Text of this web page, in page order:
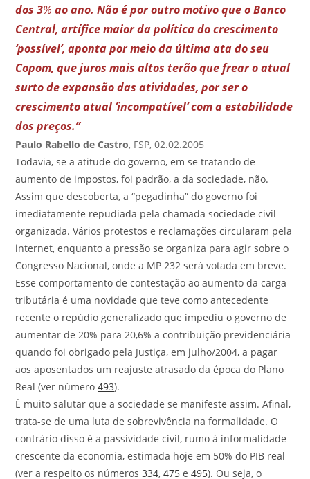
dos 3% ao ano. Não é por outro motivo que o Banco
Central, artífice maior da política do crescimento
‘possível’, aponta por meio da última ata do seu
Copom, que juros mais altos terão que frear o atual
surto de expansão das atividades, por ser o
crescimento atual ‘incompatível’ com a estabilidade
dos preços.”
Paulo Rabello de Castro, FSP, 02.02.2005
Todavia, se a atitude do governo, em se tratando de
aumento de impostos, foi padrão, a da sociedade, não.
Assim que descoberta, a “pegadinha” do governo foi
imediatamente repudiada pela chamada sociedade civil
organizada. Vários protestos e reclamações circularam pela
internet, enquanto a pressão se organiza para agir sobre o
Congresso Nacional, onde a MP 232 será votada em breve.
Esse comportamento de contestação ao aumento da carga
tributária é uma novidade que teve como antecedente
recente o repúdio generalizado que impediu o governo de
aumentar de 20% para 20,6% a contribuição previdenciária
quando foi obrigado pela Justiça, em julho/2004, a pagar
aos aposentados um reajuste atrasado da época do Plano
Real (ver número493).
É muito salutar que a sociedade se manifeste assim. Afinal,
trata-se de uma luta de sobrevivência na formalidade. O
contrário disso é a passividade civil, rumo à informalidade
crescente da economia, estimada hoje em 50% do PIB real
(ver a respeito os números334,475 e495). Ou seja, o